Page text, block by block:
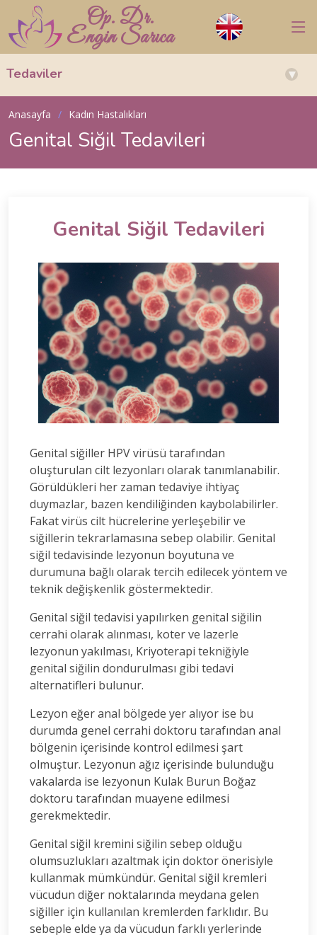
Op. Dr.
Engin Sarıca
Tedaviler ▾
Anasayfa Kadın Hastalıkları
Genital Siğil Tedavileri
Genital Siğil Tedavileri
Genital siğiller HPV virüsü tarafından
oluşturulan cilt lezyonları olarak tanımlanabilir.
Görüldükleri her zaman tedaviye ihtiyaç
duymazlar, bazen kendiliğinden kaybolabilirler.
Fakat virüs cilt hücrelerine yerleşebilir ve
siğillerin tekrarlamasına sebep olabilir. Genital
siğil tedavisinde lezyonun boyutuna ve
durumuna bağlı olarak tercih edilecek yöntem ve
teknik değişkenlik göstermektedir.
Genital siğil tedavisi yapılırken genital siğilin
cerrahi olarak alınması, koter ve lazerle
lezyonun yakılması, Kriyoterapi tekniğiyle
genital siğilin dondurulması gibi tedavi
alternatifleri bulunur.
Lezyon eğer anal bölgede yer alıyor ise bu
durumda genel cerrahi doktoru tarafından anal
bölgenin içerisinde kontrol edilmesi şart
olmuştur. Lezyonun ağız içerisinde bulunduğu
vakalarda ise lezyonun Kulak Burun Boğaz
doktoru tarafından muayene edilmesi
gerekmektedir.
Genital siğil kremini siğilin sebep olduğu
olumsuzlukları azaltmak için doktor önerisiyle
kullanmak mümkündür. Genital siğil kremleri
vücudun diğer noktalarında meydana gelen
siğiller için kullanılan kremlerden farklıdır. Bu
sebeple elde ya da vücudun farklı yerlerinde